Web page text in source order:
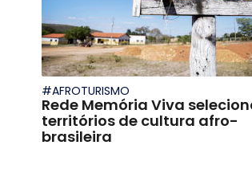
#AFROTURISMO
Rede Memória Viva
territórios de cultura afro-
brasileira